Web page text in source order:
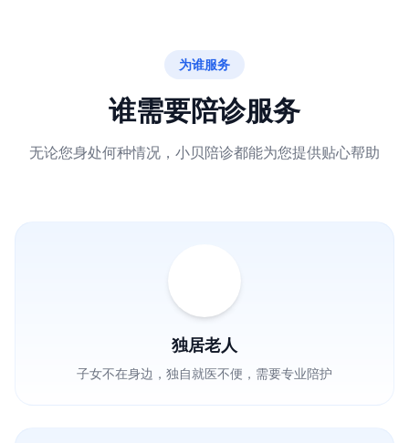
为谁服务
谁需要陪诊服务
无论您身处何种情况，小贝陪诊都能为您提供贴心帮助
独居老人
子女不在身边，独自就医不便，需要专业陪护